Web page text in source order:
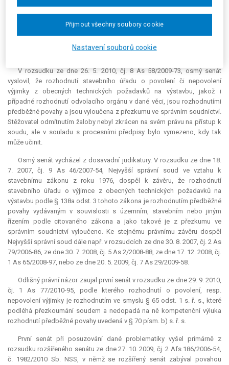
Osmý senát při předběžném posouzení věci zjistil, že k otázce
§ 169 stavebního zákona z roku 2006 existuje rozporná
Nejvyššího správního soudu.
V rozsudku ze dne 26. 5. 2010, čj. 8 As 58/2009-73, osmý senát
vyslovil, že rozhodnutí stavebního úřadu o povolení či nepovolení
výjimky z obecných technických požadavků na výstavbu, jakož i
případné rozhodnutí odvolacího orgánu v dané věci, jsou rozhodnutími
předběžné povahy a jsou vyloučena z přezkumu ve správním soudnictví.
Stěžovatel odmítnutím žaloby nebyl zkrácen na svém právu na přístup k
soudu, ale v souladu s procesními předpisy bylo vymezeno, kdy tak
může učinit.
Osmý senát vycházel z dosavadní judikatury. V rozsudku ze dne 18.
7. 2007, čj. 9 As 46/2007-54, Nejvyšší správní soud ve vztahu k
stavebnímu zákonu z roku 1976, dospěl k závěru, že rozhodnutí
stavebního úřadu o výjimce z obecných technických požadavků na
výstavbu podle § 138a odst. 3 tohoto zákona je rozhodnutím předběžné
povahy vydávaným v souvislosti s územním, stavebním nebo jiným
řízením podle citovaného zákona a jako takové je z přezkumu ve
správním soudnictví vyloučeno. Ke stejnému právnímu závěru dospěl
Nejvyšší správní soud dále např. v rozsudcích ze dne 30. 8. 2007, čj. 2 As
79/2006-86, ze dne 30. 7. 2008, čj. 5 As 2/2008-88, ze dne 17. 12. 2008, čj.
1 As 65/2008-97, nebo ze dne 20. 5. 2009, čj. 7 As 29/2009-58.
Odlišný právní názor zaujal první senát v rozsudku ze dne 29. 9. 2010,
čj. 1 As 77/2010-95, podle kterého rozhodnutí o povolení, resp.
nepovolení výjimky je rozhodnutím ve smyslu § 65 odst. 1 s. ř. s., které
podléhá přezkoumání soudem a nedopadá na ně kompetenční výluka
rozhodnutí předběžné povahy uvedená v § 70 písm. b) s. ř. s.
První senát při posuzování dané problematiky vyšel primárně z
rozsudku rozšířeného senátu ze dne 27. 10. 2009, čj. 2 Afs 186/2006-54,
č. 1982/2010 Sb. NSS, v němž se rozšířený senát zabýval povahou
Nastavení souborů cookie
Přijmout všechny soubory cookie